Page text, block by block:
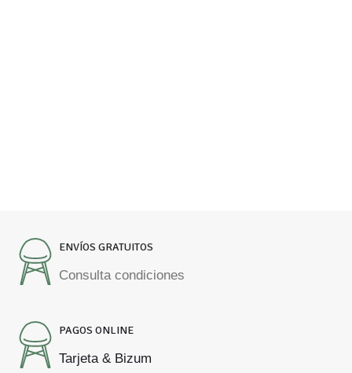
ENVÍOS GRATUITOS
Consulta condiciones
PAGOS ONLINE
Tarjeta & Bizum